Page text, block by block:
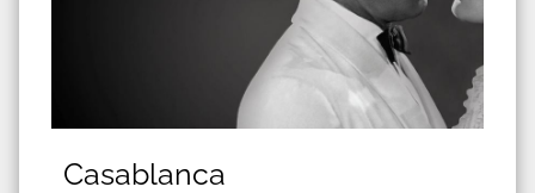
Casablanca